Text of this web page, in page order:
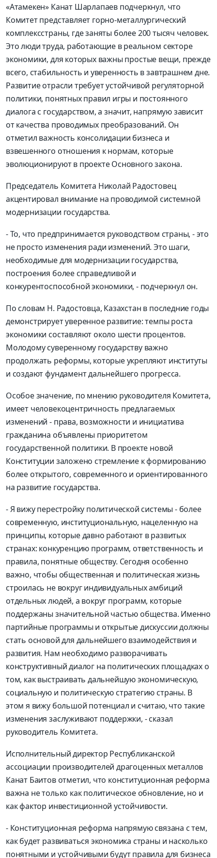
«Атамекен» Канат Шарлапаев подчеркнул, что
Комитет представляет горно-металлургический
комплексстраны, гдезаняты более 200 тысяч человек.
Это люди труда, работающие в реальном секторе
экономики, для которыхважны простые вещи, прежде
всего, стабильность и уверенность в завтрашнем дне.
Развитие отрасли требует устойчивой регуляторной
политики, понятных правил игры и постоянного
диалога с государством, а значит, напрямую зависит
от качества проводимых преобразований. Он
отметил важность консолидации бизнеса и
взвешенного отношения к нормам, которые
эволюционируют в проекте Основного закона.
Председатель Комитета Николай Радостовец
акцентировал внимание на проводимой системной
модернизации государства.
- То, что предпринимается руководством страны, - это
не просто изменения ради изменений. Это шаги,
необходимые для модернизации государства,
построения более справедливой и
конкурентоспособной экономики, - подчеркнул он.
По словам Н. Радостовца, Казахстан в последние годы
демонстрирует уверенное развитие: темпы роста
экономики составляют около шести процентов.
Молодому суверенному государству важно
продолжать реформы, которые укрепляют институты
и создают фундамент дальнейшего прогресса.
Особое значение, по мнению руководителя Комитета,
имеет человекоцентричность предлагаемых
изменений -права, возможности и инициатива
гражданина объявлены приоритетом
государственной политики. В проекте новой
Конституции заложено стремление к формированию
более открытого, современного и ориентированного
на развитие государства.
-Я вижу перестройку политической системы - более
современную, институциональную, нацеленнуюна
принципы, которые давно работают в развитых
странах: конкуренцию программ, ответственность и
правила, понятные обществу. Сегодня особенно
важно, чтобы общественная и политическая жизнь
строилась не вокруг индивидуальных амбиций
отдельных людей, а вокруг программ, которые
поддержаны значительной частью общества. Именно
партийные программы и открытые дискуссии должны
стать основой для дальнейшего взаимодействия и
развития. Нам необходимо разворачивать
конструктивный диалог на политических площадках о
том, как выстраивать дальнейшую экономическую,
социальную и политическую стратегию страны. В
этом я вижу большой потенциал и считаю, что такие
изменения заслуживают поддержки, - сказал
руководитель Комитета.
Исполнительный директор Республиканской
ассоциации производителей драгоценных металлов
Канат Баитовотметил, что конституционная реформа
важна не только как политическое обновление, но и
как фактор инвестиционной устойчивости.
- Конституционная реформа напрямую связана с тем,
как будет развиваться экономика страны и насколько
понятными и устойчивыми будут правила для бизнеса